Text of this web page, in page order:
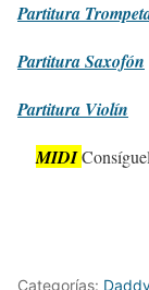
Partitura
PartituraSaxofón
Partitura Violín
MIDI
Categorías: